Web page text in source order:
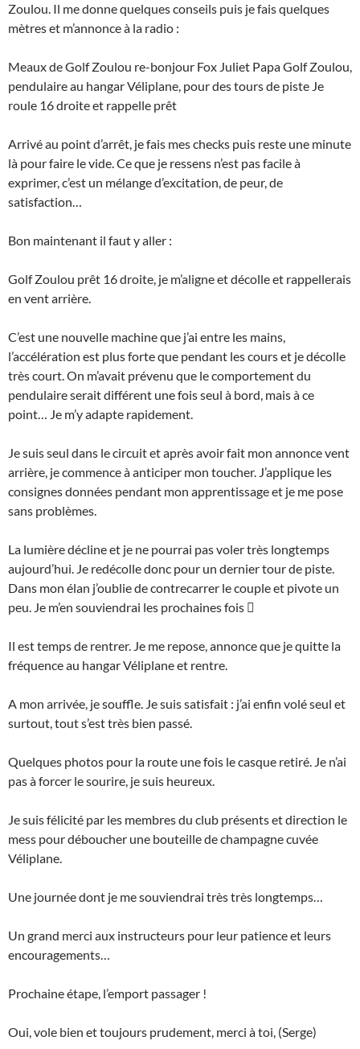
Zoulou. Il me donne quelques conseils puis je fais quelques
mètres et m’annonce à la radio :
Meaux de Golf Zoulou re-bonjour Fox Juliet Papa Golf Zoulou,
pendulaire au hangar Véliplane, pour des tours de piste Je
roule 16 droite et rappelle prêt
Arrivé au point d’arrêt, je fais mes checks puis reste une minute
là pour faire le vide. Ce que je ressens n’est pas facile à
exprimer, c’est un mélange d’excitation, de peur, de
satisfaction…
Bon maintenant il faut y aller :
Golf Zoulou prêt 16 droite, je m’aligne et décolle et rappellerais
en vent arrière.
C’est une nouvelle machine que j’ai entre les mains,
l’accélération est plus forte que pendant les cours et je décolle
très court. On m’avait prévenu que le comportement du
pendulaire serait différent une fois seul à bord, mais à ce
point… Je m’y adapte rapidement.
Je suis seul dans le circuit et après avoir fait mon annonce vent
arrière, je commence à anticiper mon toucher. J’applique les
consignes données pendant mon apprentissage et je me pose
sans problèmes.
La lumière décline et je ne pourrai pas voler très longtemps
aujourd’hui. Je redécolle donc pour un dernier tour de piste.
Dans mon élan j’oublie de contrecarrer le couple et pivote un
peu. Je m’en souviendrai les prochaines fois 
Il est temps de rentrer. Je me repose, annonce que je quitte la
fréquence au hangar Véliplane et rentre.
A mon arrivée, je souffle. Je suis satisfait : j’ai enfin volé seul et
surtout, tout s’est très bien passé.
Quelques photos pour la route une fois le casque retiré. Je n’ai
pas à forcer le sourire, je suis heureux.
Je suis félicité par les membres du club présents et direction le
mess pour déboucher une bouteille de champagne cuvée
Véliplane.
Une journée dont je me souviendrai très très longtemps…
Un grand merci aux instructeurs pour leur patience et leurs
encouragements…
Prochaine étape, l’emport passager !
Oui, vole bien et toujours prudement, merci à toi, (Serge)